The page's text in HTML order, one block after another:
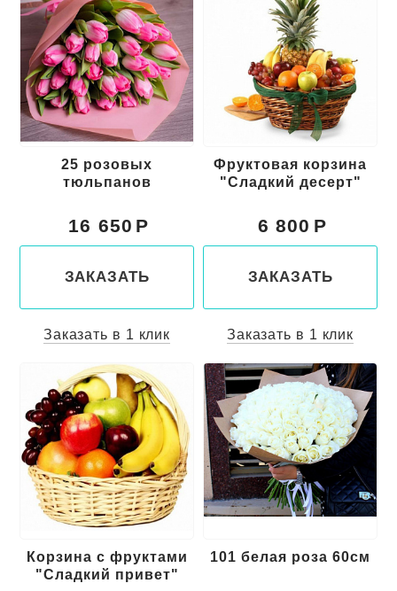
25 розовых
тюльпанов
16 650
ЗАКАЗАТЬ
Заказать в 1 клик
Фруктовая корзина
"Сладкий десерт"
6 800
ЗАКАЗАТЬ
Заказать в 1 клик
Корзина с фруктами
"Сладкий привет"
101 белая роза 60см